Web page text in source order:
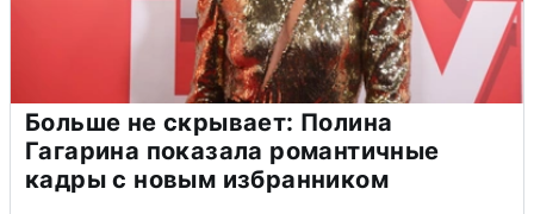
Больше не скрывает: Полина
Гагарина показала романтичные
кадры с новым избранником